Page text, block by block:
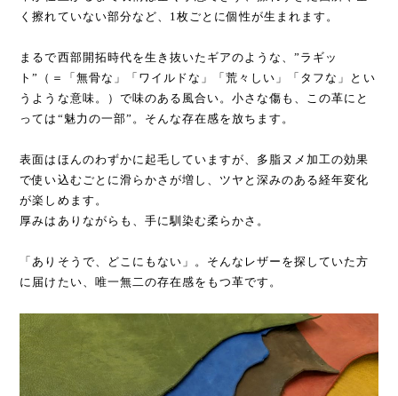
く擦れていない部分など、1枚ごとに個性が生まれます。
まるで西部開拓時代を生き抜いたギアのような、”ラギッ
ト”（＝「無骨な」「ワイルドな」「荒々しい」「タフな」とい
うような意味。）で味のある風合い。小さな傷も、この革にと
っては“魅力の一部”。そんな存在感を放ちます。
表面はほんのわずかに起毛していますが、多脂ヌメ加工の効果
で使い込むごとに滑らかさが増し、ツヤと深みのある経年変化
が楽しめます。
厚みはありながらも、手に馴染む柔らかさ。
「ありそうで、どこにもない」。そんなレザーを探していた方
に届けたい、唯一無二の存在感をもつ革です。